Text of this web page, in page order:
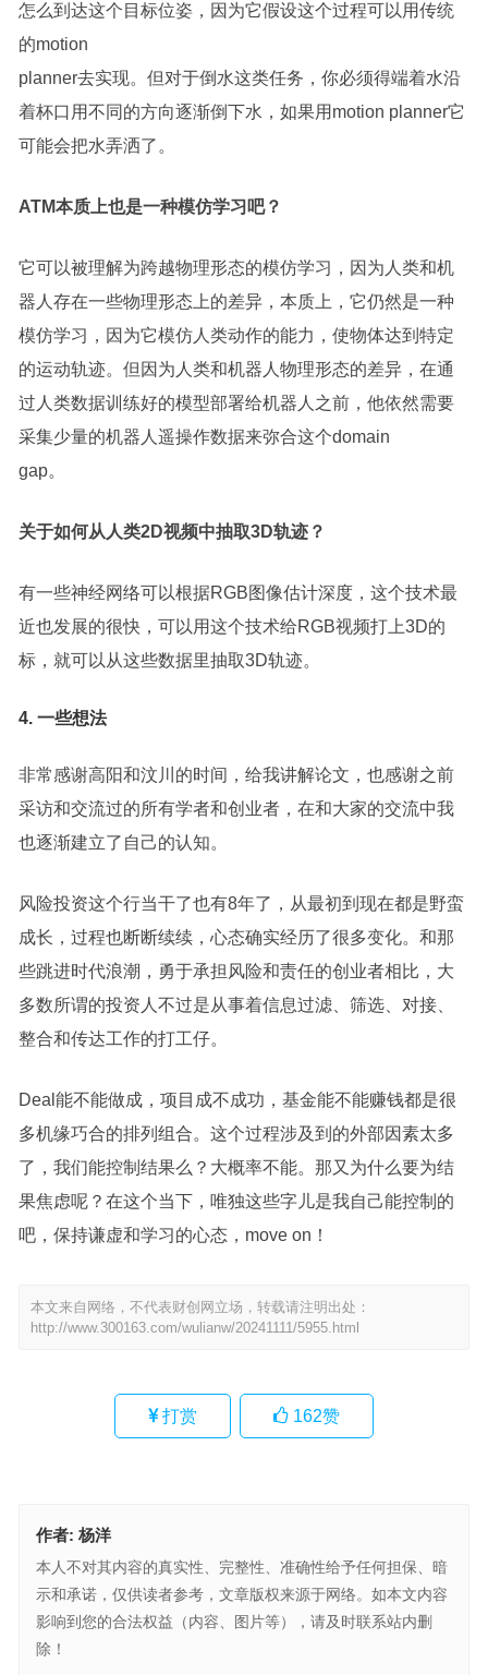
怎么到达这个目标位姿，因为它假设这个过程可以用传统
的motion
planner去实现。但对于倒水这类任务，你必须得端着水沿
着杯口用不同的方向逐渐倒下水，如果用motion planner它
可能会把水弄洒了。
ATM本质上也是一种模仿学习吧？
它可以被理解为跨越物理形态的模仿学习，因为人类和机
器人存在一些物理形态上的差异，本质上，它仍然是一种
模仿学习，因为它模仿人类动作的能力，使物体达到特定
的运动轨迹。但因为人类和机器人物理形态的差异，在通
过人类数据训练好的模型部署给机器人之前，他依然需要
采集少量的机器人遥操作数据来弥合这个domain
gap。
关于如何从人类2D视频中抽取3D轨迹？
有一些神经网络可以根据RGB图像估计深度，这个技术最
近也发展的很快，可以用这个技术给RGB视频打上3D的
标，就可以从这些数据里抽取3D轨迹。
4. 一些想法
非常感谢高阳和汶川的时间，给我讲解论文，也感谢之前
采访和交流过的所有学者和创业者，在和大家的交流中我
也逐渐建立了自己的认知。
风险投资这个行当干了也有8年了，从最初到现在都是野蛮
成长，过程也断断续续，心态确实经历了很多变化。和那
些跳进时代浪潮，勇于承担风险和责任的创业者相比，大
多数所谓的投资人不过是从事着信息过滤、筛选、对接、
整合和传达工作的打工仔。
Deal能不能做成，项目成不成功，基金能不能赚钱都是很
多机缘巧合的排列组合。这个过程涉及到的外部因素太多
了，我们能控制结果么？大概率不能。那又为什么要为结
果焦虑呢？在这个当下，唯独这些字儿是我自己能控制的
吧，保持谦虚和学习的心态，move on！
本文来自网络，不代表财创网立场，转载请注明出处：
http://www.300163.com/wulianw/20241111/5955.html
打赏 162赞
作者: 杨洋
本人不对其内容的真实性、完整性、准确性给予任何担保、暗
示和承诺，仅供读者参考，文章版权来源于网络。如本文内容
影响到您的合法权益（内容、图片等），请及时联系站内删
除！